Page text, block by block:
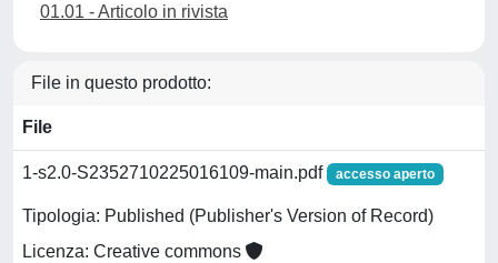
01.01 - Articolo in rivista
File in questo prodotto:
File
1-s2.0-S2352710225016109-main.pdf accesso aperto
Tipologia: Published (Publisher's Version of Record)
Licenza: Creative commons